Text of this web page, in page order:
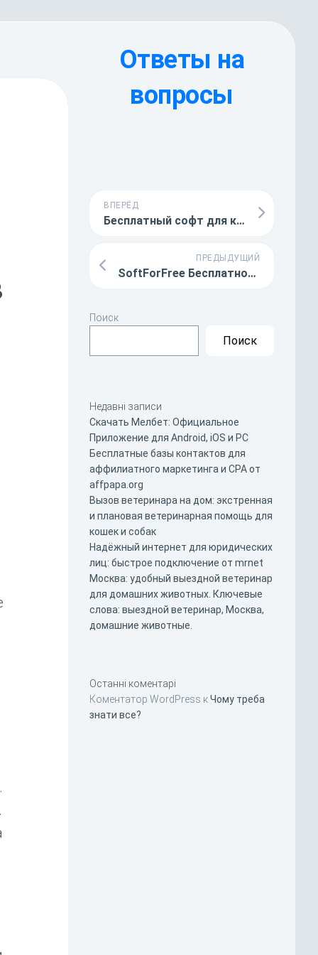
Ответы на
вопросы
ВПЕРЁД
Бесплатный софт для компьютера: где найти и скачать
ПРЕДЫДУЩИЙ
SoftForFree Бесплатное программное обеспечение для всех целей — надежно и безопасно
Поиск
Поиск
Недавні записи
Скачать Мелбет: Официальное
Приложение для Android, iOS и PC
Бесплатные базы контактов для
аффилиатного маркетинга и CPA от
affpapa.org
Вызов ветеринара на дом: экстренная
и плановая ветеринарная помощь для
кошек и собак
Надёжный интернет для юридических
лиц: быстрое подключение от mrnet
Москва: удобный выездной ветеринар
для домашних животных. Ключевые
слова: выездной ветеринар, Москва,
домашние животные.
Останні коментарі
Коментатор WordPress кЧому треба
знати все?